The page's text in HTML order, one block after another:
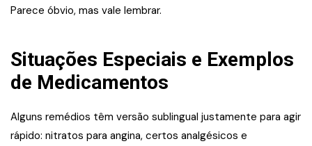
Parece óbvio, mas vale lembrar.
Situações Especiais e Exemplos
de Medicamentos
Alguns remédios têm versão sublingual justamente para agir
rápido: nitratos para angina, certos analgésicos e